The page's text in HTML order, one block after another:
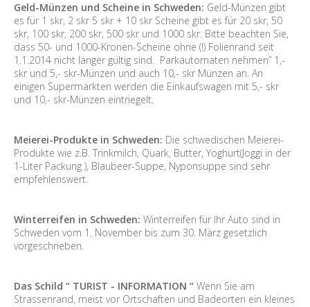
Geld-Münzen und Scheine in Schweden: Geld-Münzen gibt
es für 1 skr, 2 skr 5 skr + 10 skr Scheine gibt es für 20 skr, 50
skr, 100 skr, 200 skr, 500 skr und 1000 skr. Bitte beachten Sie,
dass 50- und 1000-Kronen-Scheine ohne (!) Folienrand seit
1.1.2014 nicht länger gültig sind. Parkautomaten nehmen” 1,-
skr und 5,- skr-Münzen und auch 10,- skr Münzen an. An
einigen Supermärkten werden die Einkaufswagen mit 5,- skr
und 10,- skr-Münzen eintriegelt.
Meierei-Produkte in Schweden: Die schwedischen Meierei-
Produkte wie z.B. Trinkmilch, Quark, Butter, Yoghurt(Joggi in der
1-Liter Packung ), Blaubeer-Suppe, Nyponsuppe sind sehr
empfehlenswert.
Winterreifen in Schweden: Winterreifen für Ihr Auto sind in
Schweden vom 1. November bis zum 30. März gesetzlich
vorgeschrieben.
Das Schild “ TURIST - INFORMATION “ Wenn Sie am
Strassenrand, meist vor Ortschaften und Badeorten ein kleines